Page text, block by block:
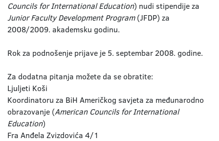
Councils for International Education) nudi stipendije za
Junior Faculty Development Program(JFDP) za
2008/2009. akademsku godinu.
Rok za podnošenje prijave je 5. septembar 2008. godine.
Za dodatna pitanja možete da se obratite:
Ljuljeti Koši
Koordinatoru za BiH Američkog savjeta za međunarodno
obrazovanje (American Councils for International
Education)
Fra Anđela Zvizdovića 4/1